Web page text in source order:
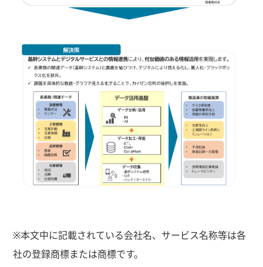
※本文中に記載されている会社名、サービス名称等は各
社の登録商標または商標です。